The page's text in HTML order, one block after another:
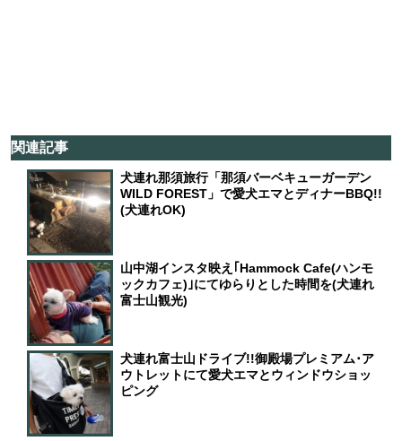
関連記事
犬連れ那須旅行「那須バーベキューガーデン
WILD FOREST」で愛犬エマとディナーBBQ!!
(犬連れOK)
山中湖インスタ映え｢Hammock Cafe(ハンモ
ックカフェ)｣にてゆらりとした時間を(犬連れ
富士山観光)
犬連れ富士山ドライブ!!御殿場プレミアム･ア
ウトレットにて愛犬エマとウィンドウショッ
ピング